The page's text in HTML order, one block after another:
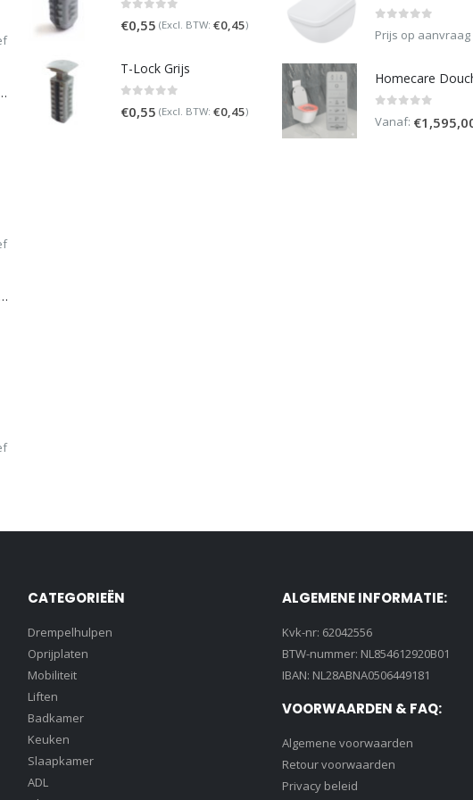
draaggewicht - Opvouwbaar - Groen - incl stokhouder
Homecare lichtgewicht Rollator van 5,8 kg – Carbon rollator tot 150 kg draaggewicht – Dubbel opvouwbaar en inclusief reistas - Groen
€0,55 (Excl. BTW: €0,45)
T-Lock Grijs
€0,55 (Excl. BTW: €0,45)
Prijs op aanvraag
Vanaf: €
CATEGORIEËN
Drempelhulpen
Oprijplaten
Mobiliteit
Liften
Badkamer
Keuken
Slaapkamer
ADL
ALGEMENE INFORMATIE:
Kvk-nr: 62042556
BTW-nummer: NL854612920B01
IBAN: NL28ABNA0506449181
VOORWAARDEN & FAQ:
Algemene voorwaarden
Retour voorwaarden
Privacy beleid